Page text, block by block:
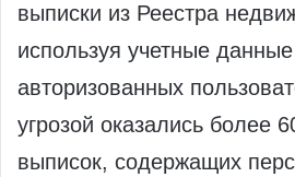
выписки из Реестра
используя учетные
авторизованных
угрозой оказались более
выписок, содержащих